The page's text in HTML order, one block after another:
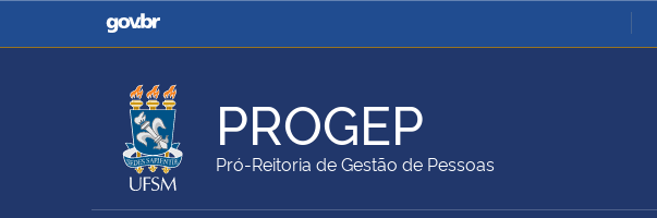
Casa Civil
Ministério da Justiça e
Ministério da Defesa
Ministério da Agricultura,
Pecuária e Abastecimento
Ministério da Educação
PROGEP
Pró-Reitoria de Gestão de Pessoas